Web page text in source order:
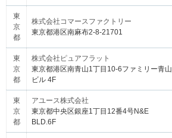
東
京
都
株式会社コマースファクトリー
東京都港区南麻布2-8-21701
東
京
都
株式会社ピュアフラット
東京都港区南青山1丁目10-6ファミリー青山
ビル 4F
東
京
都
アユース株式会社
東京都中央区銀座1丁目12番4号N&E
BLD.6F